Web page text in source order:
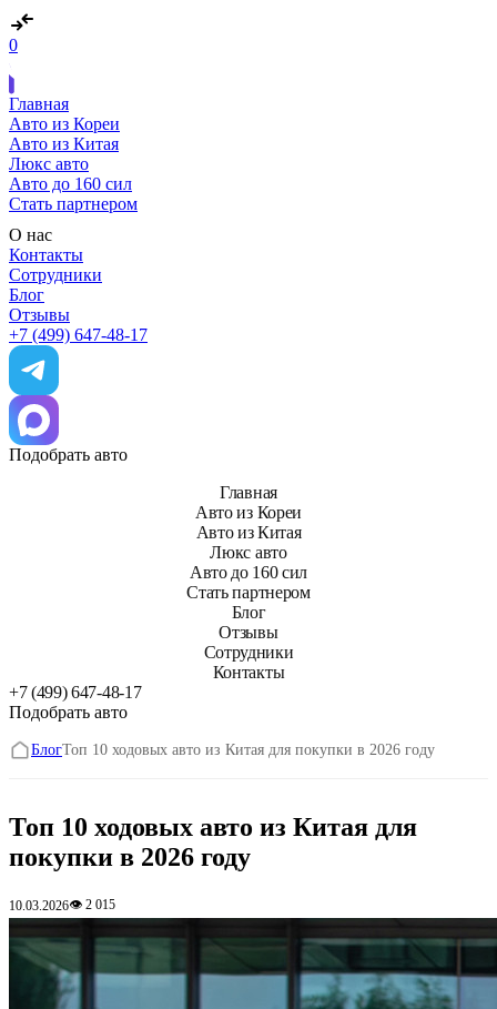
0
Главная
Авто из Кореи
Авто из Китая
Люкс авто
Авто до 160 сил
Стать партнером
О нас
Контакты
Сотрудники
Блог
Отзывы
+7 (499) 647-48-17
Подобрать авто
Главная
Авто из Кореи
Авто из Китая
Люкс авто
Авто до 160 сил
Стать партнером
Блог
Отзывы
Сотрудники
Контакты
+7 (499) 647-48-17
Подобрать авто
БлогТоп 10 ходовых авто из Китая для покупки в 2026 году
Топ 10 ходовых авто из Китая для
покупки в 2026 году
10.03.2026👁 2 015